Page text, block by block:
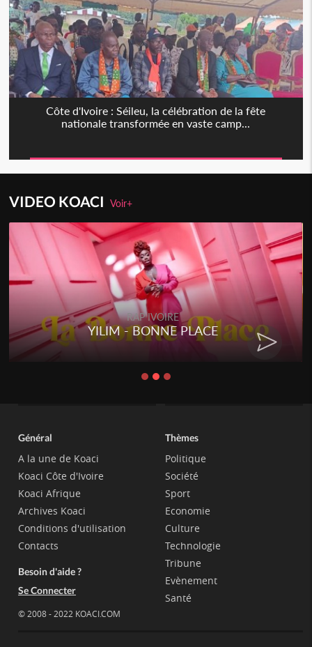
Côte d'Ivoire : Séileu, la célébration de la fête
nationale transformée en vaste camp...
VIDEO KOACIVoir+
RAP IVOIRE
YILIM - BONNE PLACE
Général
A la une de Koaci
Koaci Côte d'Ivoire
Koaci Afrique
Archives Koaci
Conditions d'utilisation
Contacts
Besoin d'aide ?
Se Connecter
© 2008 - 2022 KOACI.COM
Thèmes
Politique
Société
Sport
Economie
Culture
Technologie
Tribune
Evènement
Santé